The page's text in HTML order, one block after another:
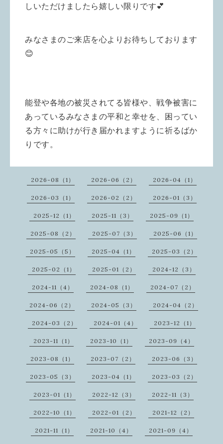
しいただけましたら嬉しい限りです💕
みなさまのご来店を心よりお待ちしております
😊
能登や各地の被災されてる皆様や、戦争被害に
あっているみなさまの平和と幸せを、困ってい
る方々に助けが行き届かれますように祈るばか
りです。
2026-08（1） 2026-06（2） 2026-04（1）
2026-03（1） 2026-02（2） 2026-01（3）
2025-12（1） 2025-11（3） 2025-09（1）
2025-08（2） 2025-07（3） 2025-06（1）
2025-05（5） 2025-04（1） 2025-03（2）
2025-02（1） 2025-01（2） 2024-12（3）
2024-11（4） 2024-08（1） 2024-07（2）
2024-06（2） 2024-05（3） 2024-04（2）
2024-03（2） 2024-01（4） 2023-12（1）
2023-11（1） 2023-10（1） 2023-09（4）
2023-08（1） 2023-07（2） 2023-06（3）
2023-05（3） 2023-04（1） 2023-03（2）
2023-01（1） 2022-12（3） 2022-11（3）
2022-10（1） 2022-01（2） 2021-12（2）
2021-11（1） 2021-10（4） 2021-09（4）